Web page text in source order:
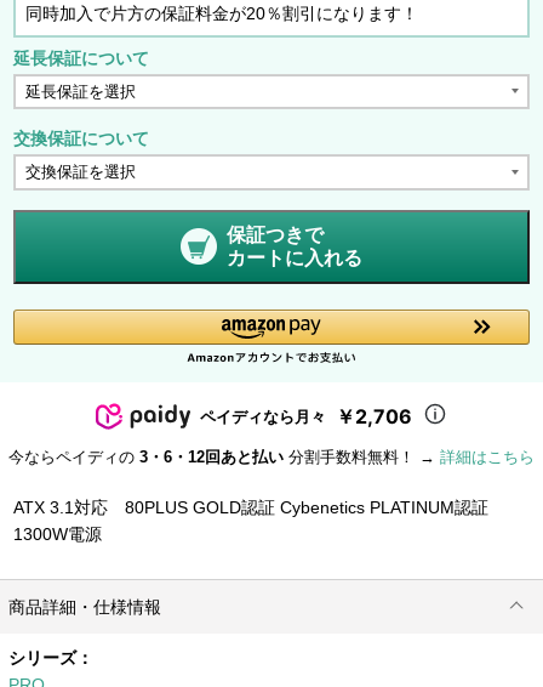
同時加入で片方の保証料金が20％割引になります！
延長保証について
交換保証について
保証つきで
カートに入れる
ペイディなら月々 ￥2,706
今ならペイディの 3・6・12回あと払い 分割手数料無料！ → 詳細はこちら
ATX 3.1対応 80PLUS GOLD認証 Cybenetics PLATINUM認証
1300W電源
商品詳細・仕様情報
シリーズ：